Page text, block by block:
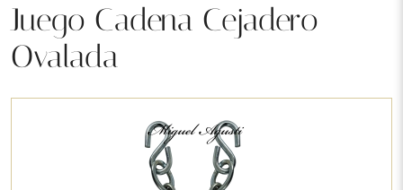
Juego Cadena Cejadero
Ovalada